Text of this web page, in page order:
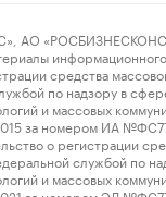
АО
информационного
средства
по надзору в
и массовых
за номером ИА
о регистрации
службой по
и массовых